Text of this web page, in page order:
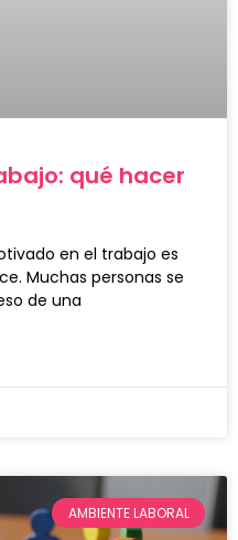
qué hacer
en el trabajo es
Muchas personas se
de una
AMBIENTE LABORAL